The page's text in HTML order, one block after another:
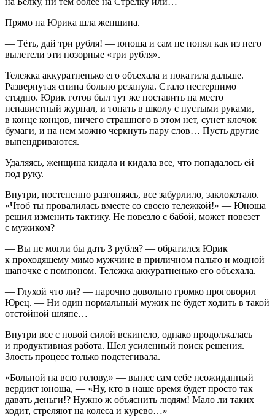
Прямо на Юрика шла женщина.
— Тёть, дай три рубля! — юноша и сам не понял как из него
вылетели эти позорные «три рубля».
Тележка аккуратненько его объехала и покатила дальше.
Развернутая спина больно резанула. Стало нестерпимо
стыдно. Юрик готов был тут же поставить на место
ненавистный журнал, и топать в школу с пустыми руками,
в конце концов, ничего страшного в этом нет, сунет клочок
бумаги, и на нем можно черкнуть пару слов… Пусть другие
выпендриваются.
Удаляясь, женщина кидала и кидала все, что попадалось ей
под руку.
Внутри, постепенно разгоняясь, все забурлило, заклокотало.
«Чтоб ты провалилась вместе со своею тележкой!» — Юноша
решил изменить тактику. Не повезло с бабой, может повезет
с мужиком?
— Вы не могли бы дать 3 рубля? — обратился Юрик
к проходящему мимо мужчине в приличном пальто и модной
шапочке с помпоном. Тележка аккуратненько его объехала.
— Глухой что ли? — нарочно довольно громко проговорил
Юрец. — Ни один нормальный мужик не будет ходить в такой
отстойной шляпе…
Внутри все с новой силой вскипело, однако продолжалась
и продуктивная работа. Шел усиленный поиск решения.
Злость процесс только подстегивала.
«Больной на всю голову,» — вынес сам себе неожиданный
вердикт юноша, — «Ну, кто в наше время будет просто так
давать деньги!? Нужно ж объяснить людям! Мало ли таких
ходит, стреляют на колеса и курево…»